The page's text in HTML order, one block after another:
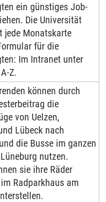
ein günstiges Job-
Die Universität
jede Monatskarte
für die
Im Intranet unter
Z.
können durch
die
von Uelzen,
Lübeck nach
die Busse im ganzen
nutzen.
sie ihre Räder
Radparkhaus am